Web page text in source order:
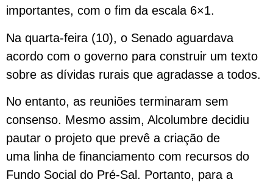
importantes, com o fim da escala 6×1.
Na quarta-feira (10), o Senado aguardava
acordo com o governo para construir um texto
sobre as dívidas rurais que agradasse a todos.
No entanto, as reuniões terminaram sem
consenso. Mesmo assim, Alcolumbre decidiu
pautar o projeto que prevê a criação de
uma linha de financiamento com recursos do
Fundo Social do Pré-Sal. Portanto, para a